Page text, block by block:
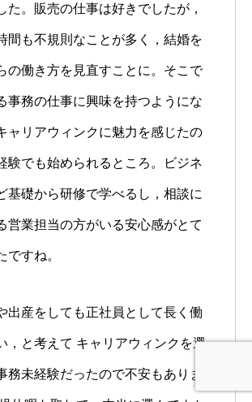
た。販売の仕事は好きでしたが，
間も不規則なことが多く，結婚を
の働き方を見直すことに。そこで
事務の仕事に興味を持つようにな
ャリアウィンクに魅力を感じたの
験でも始められるところ。ビジネ
基礎から研修で学べるし，相談に
営業担当の方がいる安心感がとて
ですね。
出産をしても正社員として長く働
，と考えて キャリアウィンクを選
務未経験だったので不安もありま